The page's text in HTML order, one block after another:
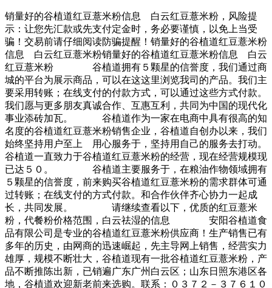
销量好的谷植道红豆薏米粉信息 白云红豆薏米粉，风险提
示：让您先汇款或先支付定金时，务必要谨慎，以免上当受
骗！交易前请仔细阅读防骗提醒！销量好的谷植道红豆薏米粉
信息 白云红豆薏米粉销量好的谷植道红豆薏米粉信息 白云
红豆薏米粉 谷植道拥有５颗星的信誉度，我们通过商
城的平台为展示商品，可以在这这里浏览我司的产品。我们主
要采用转账；在线支付的付款方式，可以通过这些方式付款。
我们愿与更多朋友真诚合作、互惠互利，共同为中国的现代化
事业添砖加瓦。 谷植道作为一家在电商中具有很高的知
名度的谷植道红豆薏米粉销售企业，谷植道自创办以来，我们
始终坚持用户至上 用心服务于，坚持用自己的服务去打动。
谷植道一直致力于谷植道红豆薏米粉的经营，现在经营规模现
已达５０。 谷植道主要服务于，在粮油作物领域拥有
５颗星的信誉度，前来购买谷植道红豆薏米粉的需求群体可通
过转账；在线支付的方式付款。和合作伙伴齐心协力一起成
长，共同发展。 请继续查看以下，优质的红豆薏米
粉，代餐粉价格范围，白云祛湿的信息 安阳谷植道食
品有限公司是专业的谷植道红豆薏米粉供应商！生产销售已有
多年的历史，由网商的迅速崛起，先主导网上销售，经营实力
雄厚，规模不断壮大，谷植道现有一批谷植道红豆薏米粉，产
品不断推陈出新，已销遍广东广州白云区；山东日照东港区各
地，谷植道欢迎新老前来选购。联系：０３７２－３７６１０